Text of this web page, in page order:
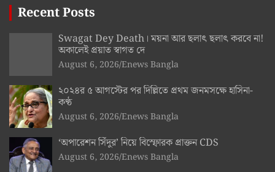
Recent Posts
Swagat Dey Death। ময়না আর ছলাৎ ছলাৎ করবে না!
অকালেই প্রয়াত স্বাগত দে
August 6, 2026 Enews Bangla
২০২৪র ৫ আগস্টের পর দিল্লিতে প্রথম জনমসক্ষে হাসিনা-
কণ্ঠ
August 6, 2026 Enews Bangla
‘অপারেশন সিঁদুর’ নিয়ে বিস্ফোরক প্রাক্তন CDS
August 6, 2026 Enews Bangla